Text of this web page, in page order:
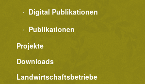
Digital Publikationen
Publikationen
Projekte
Downloads
Landwirtschaftsbetriebe